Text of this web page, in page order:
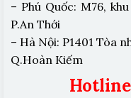
– Phú Quốc: M76,
P.An Thới
– Hà Nội: P1401 Tòa
Q.Hoàn Kiếm